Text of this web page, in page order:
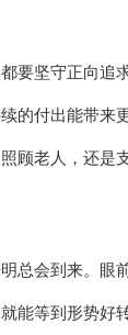
要坚守正向追
的付出能带来
顾老人，还
总会到来。眼
能等到形势好